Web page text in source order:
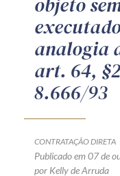
analogia
art. 64,
8.666/93
CONTRATAÇÃO DIRETA
Publicado em 07 de
por Kelly de Arruda